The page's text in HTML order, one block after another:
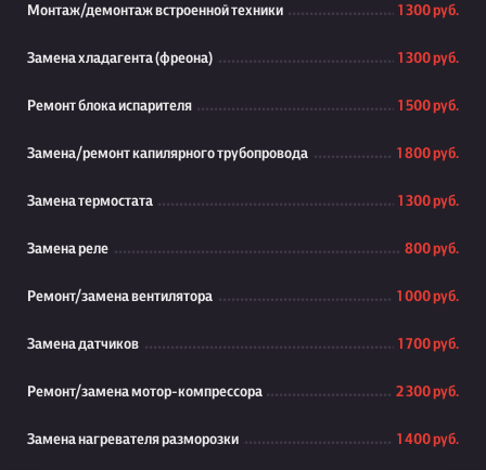
Монтаж/демонтаж встроенной техники 1 300 руб.
Замена хладагента (фреона) 1 300 руб.
Ремонт блока испарителя 1 500 руб.
Замена/ремонт капилярного трубопровода 1 800 руб.
Замена термостата 1 300 руб.
Замена реле 800 руб.
Ремонт/замена вентилятора 1 000 руб.
Замена датчиков 1 700 руб.
Ремонт/замена мотор-компрессора 2 300 руб.
Замена нагревателя разморозки 1 400 руб.